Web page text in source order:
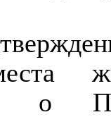
о